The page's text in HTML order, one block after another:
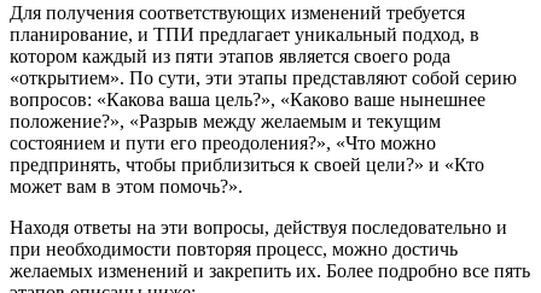
Для получения соответствующих изменений требуется
планирование, и ТПИ предлагает уникальный подход, в
котором каждый из пяти этапов является своего рода
«открытием». По сути, эти этапы представляют собой серию
вопросов: «Какова ваша цель?», «Каково ваше нынешнее
положение?», «Разрыв между желаемым и текущим
состоянием и пути его преодоления?», «Что можно
предпринять, чтобы приблизиться к своей цели?» и «Кто
может вам в этом помочь?».
Находя ответы на эти вопросы, действуя последовательно и
при необходимости повторяя процесс, можно достичь
желаемых изменений и закрепить их. Более подробно все пять